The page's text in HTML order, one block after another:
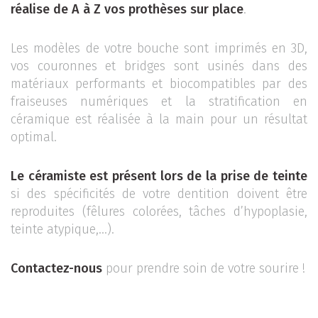
réalise de A à Z vos prothèses sur place.
Les modèles de votre bouche sont imprimés en 3D,
vos couronnes et bridges sont usinés dans des
matériaux performants et biocompatibles par des
fraiseuses numériques et la stratification en
céramique est réalisée à la main pour un résultat
optimal.
Le céramiste est présent lors de la prise de teinte
si des spécificités de votre dentition doivent être
reproduites (fêlures colorées, tâches d’hypoplasie,
teinte atypique,…).
Contactez-nous pour prendre soin de votre sourire !